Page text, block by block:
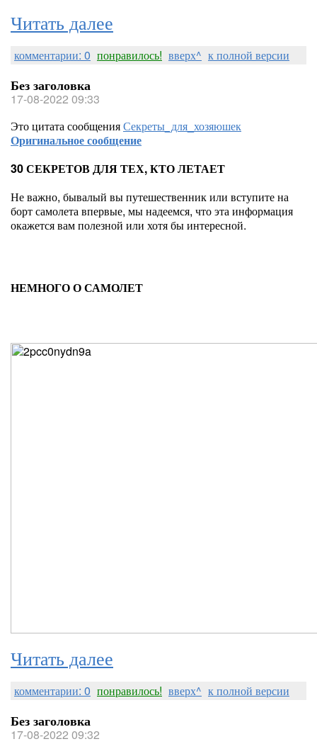
Читать далее
комментарии: 0 понравилось! вверх^ к полной версии
Без заголовка
17-08-2022 09:33
Это цитата сообщенияСекреты_для_хозяюшек
Оригинальное сообщение
30 СЕКРЕТОВ ДЛЯ ТЕХ, КТО ЛЕТАЕТ
Не важно, бывалый вы путешественник или вступите на
борт самолета впервые, мы надеемся, что эта информация
окажется вам полезной или хотя бы интересной.
НЕМНОГО О САМОЛЕТ
Читать далее
комментарии: 0 понравилось! вверх^ к полной версии
Без заголовка
17-08-2022 09:32